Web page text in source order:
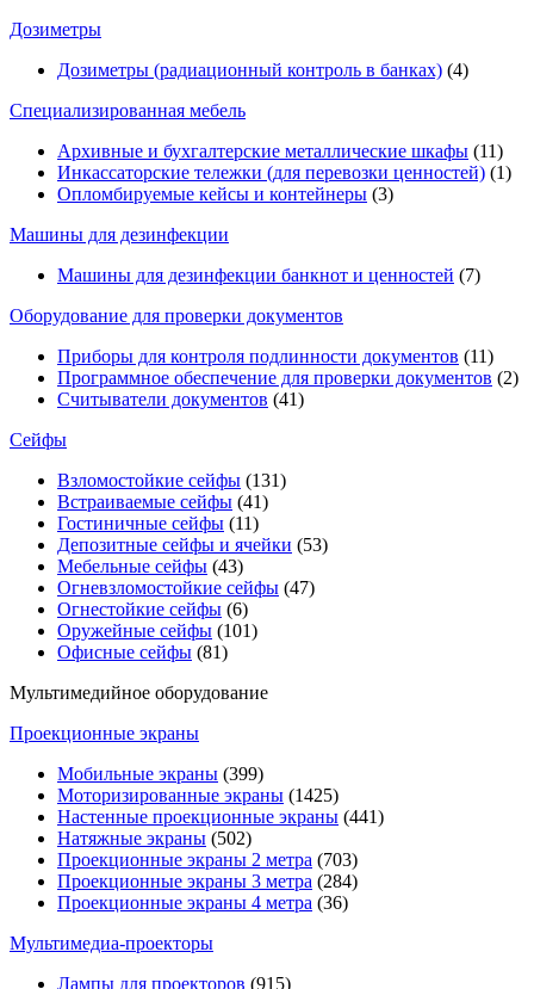
Дозиметры
Дозиметры (радиационный контроль в банках) (4)
Специализированная мебель
Архивные и бухгалтерские металлические шкафы (11)
Инкассаторские тележки (для перевозки ценностей) (1)
Опломбируемые кейсы и контейнеры (3)
Машины для дезинфекции
Машины для дезинфекции банкнот и ценностей (7)
Оборудование для проверки документов
Приборы для контроля подлинности документов (11)
Программное обеспечение для проверки документов (2)
Считыватели документов (41)
Сейфы
Взломостойкие сейфы (131)
Встраиваемые сейфы (41)
Гостиничные сейфы (11)
Депозитные сейфы и ячейки (53)
Мебельные сейфы (43)
Огневзломостойкие сейфы (47)
Огнестойкие сейфы (6)
Оружейные сейфы (101)
Офисные сейфы (81)
Мультимедийное оборудование
Проекционные экраны
Мобильные экраны (399)
Моторизированные экраны (1425)
Настенные проекционные экраны (441)
Натяжные экраны (502)
Проекционные экраны 2 метра (703)
Проекционные экраны 3 метра (284)
Проекционные экраны 4 метра (36)
Мультимедиa-проекторы
Лампы для проекторов (915)